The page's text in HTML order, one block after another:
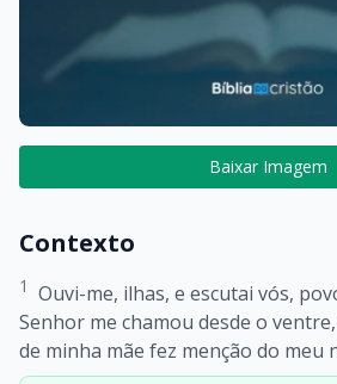
Baixar Imagem
Contexto
1 Ouvi-me, ilhas, e escutai vós,
Senhor me chamou desde o
de minha mãe fez menção do meu